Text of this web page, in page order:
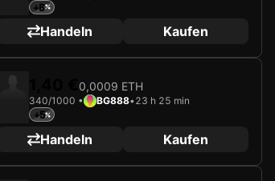
+6
Handeln Kaufen
0,0009 ETH
340/1000 • BG888•23 h 25 min
+5
Handeln Kaufen